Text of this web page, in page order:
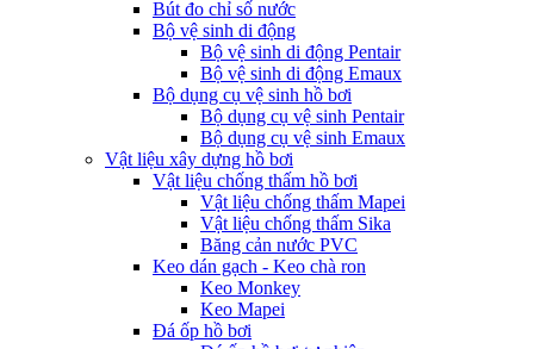
Bút đo chỉ số nước
Bộ vệ sinh di động
Bộ vệ sinh di động Pentair
Bộ vệ sinh di động Emaux
Bộ dụng cụ vệ sinh hồ bơi
Bộ dụng cụ vệ sinh Pentair
Bộ dụng cụ vệ sinh Emaux
Vật liệu xây dựng hồ bơi
Vật liệu chống thấm hồ bơi
Vật liệu chống thấm Mapei
Vật liệu chống thấm Sika
Băng cản nước PVC
Keo dán gạch - Keo chà ron
Keo Monkey
Keo Mapei
Đá ốp hồ bơi